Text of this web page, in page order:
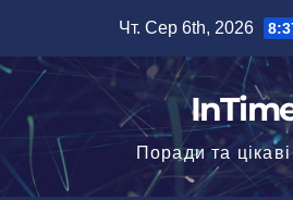
вмісту
Чт. Сер 6th, 2026
Поради та